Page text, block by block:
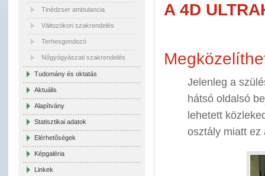
Tinédzser ambulancia
Változókori szakrendelés
Terhesgondozó
Nőgyógyászati szakrendelés
Tudomány és oktatás
Aktuális
Alapítvány
Statisztikai adatok
Elérhetőségek
Képgaléria
Linkek
A 4D
Jelenleg a
hátsó oldalsó
lehetett
osztály miatt ez